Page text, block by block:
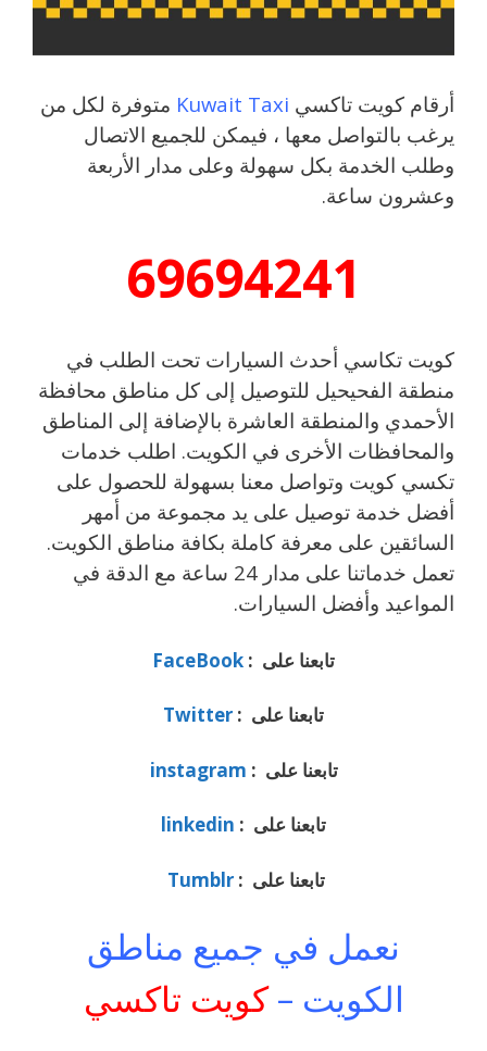
أرقام كويت تاكسي Kuwait Taxi متوفرة لكل من
يرغب بالتواصل معها ، فيمكن للجميع الاتصال
وطلب الخدمة بكل سهولة وعلى مدار الأربعة
وعشرون ساعة.
69694241
كويت تكاسي أحدث السيارات تحت الطلب في
منطقة الفحيحيل للتوصيل إلى كل مناطق محافظة
الأحمدي والمنطقة العاشرة بالإضافة إلى المناطق
والمحافظات الأخرى في الكويت. اطلب خدمات
تكسي كويت وتواصل معنا بسهولة للحصول على
أفضل خدمة توصيل على يد مجموعة من أمهر
السائقين على معرفة كاملة بكافة مناطق الكويت.
تعمل خدماتنا على مدار 24 ساعة مع الدقة في
المواعيد وأفضل السيارات.
تابعنا على : FaceBook
تابعنا على : Twitter
تابعنا على : instagram
تابعنا على : linkedin
تابعنا على :Tumblr
نعمل في جميع مناطق
الكويت –كويت تاكسي